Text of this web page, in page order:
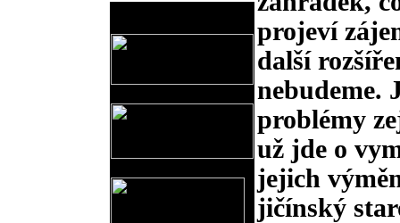
projeví
další
nebudeme.
problémy
už jde o
jejich
jičínský